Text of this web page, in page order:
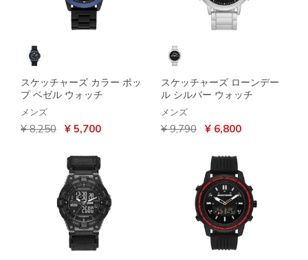
スケッチャーズ カラー ポッ
プ ベゼル ウォッチ
メンズ
からの値引き
¥ 8,250 から
¥ 5,700
スケッチャーズ ローンデー
ル シルバー ウォッチ
メンズ
からの値引き
¥ 9,790 から
¥ 6,800